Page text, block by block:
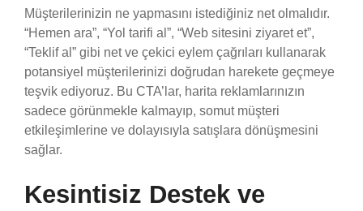
Müşterilerinizin ne yapmasını istediğiniz net olmalıdır.
“Hemen ara”, “Yol tarifi al”, “Web sitesini ziyaret et”,
“Teklif al” gibi net ve çekici eylem çağrıları kullanarak
potansiyel müşterilerinizi doğrudan harekete geçmeye
teşvik ediyoruz. Bu CTA’lar, harita reklamlarınızın
sadece görünmekle kalmayıp, somut müşteri
etkileşimlerine ve dolayısıyla satışlara dönüşmesini
sağlar.
Kesintisiz Destek ve